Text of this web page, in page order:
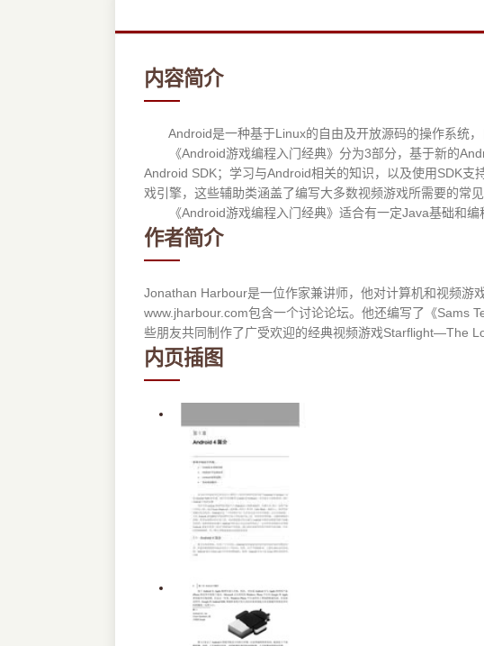
内容简介
Android是一种基于Linux的自由及开放源码的操作系统，
《Android游戏编程入门经典》分为3部分，基于新的
Android SDK；学习与Android相关的知识，以及使用SDK
戏引擎，这些辅助类涵盖了编写大多数视频游戏所需要的常
《Android游戏编程入门经典》适合有一定Java基础和编
作者简介
Jonathan Harbour是一位作家兼讲师，他对计算机和视频游
www.jharbour.com包含一个讨论论坛。他还编写了《Sams
些朋友共同制作了广受欢迎的经典视频游戏Starflight—The
内页插图